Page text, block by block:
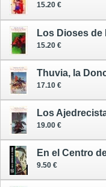
15.20 €
15.20 €
17.10 €
19.00 €
En el Centro
9.50 €